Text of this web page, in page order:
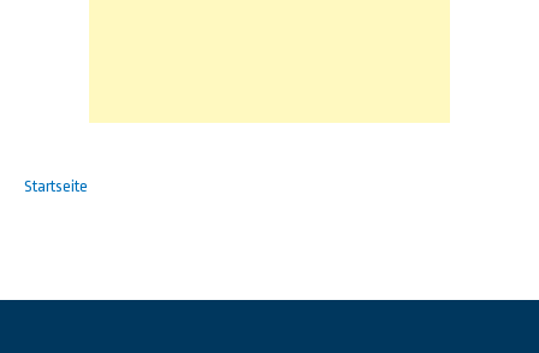
Startseite